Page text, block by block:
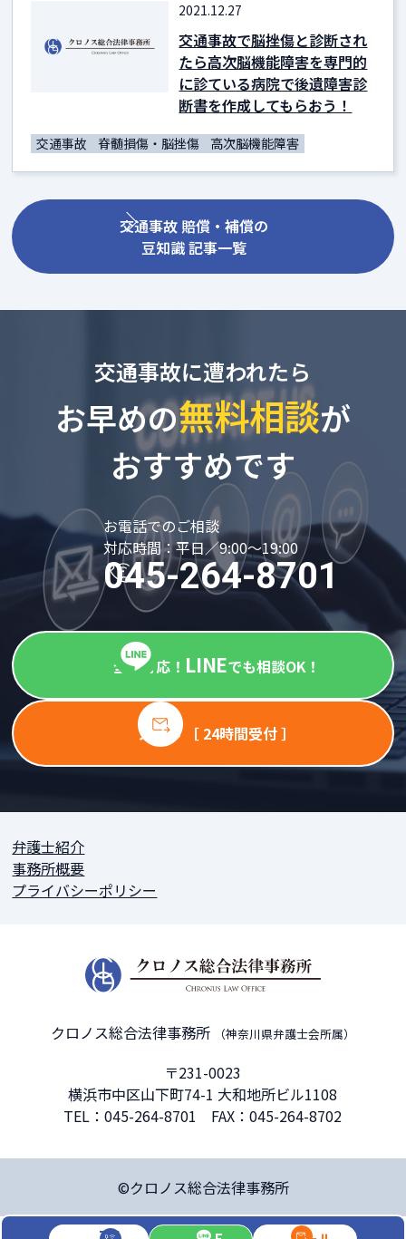
2021.12.27
交通事故で脳挫傷と診断され
たら高次脳機能障害を専門的
に診ている病院で後遺障害診
断書を作成してもらおう！
交通事故 脊髄損傷・脳挫傷 高次脳機能障害
交通事故 賠償・補償の
豆知識 記事一覧
交通事故に遭われたら
お早めの無料相談が
おすすめです
お電話でのご相談
対応時間：平日／9:00～19:00
045-264-8701
全国対応！ LINEでも相談OK！
メール ［ 24時間受付 ］
弁護士紹介
事務所概要
プライバシーポリシー
クロノス総合法律事務所 （神奈川県弁護士会所属）
〒231-0023
横浜市中区山下町74-1 大和地所ビル1108
TEL：045-264-8701 FAX：045-264-8702
©クロノス総合法律事務所